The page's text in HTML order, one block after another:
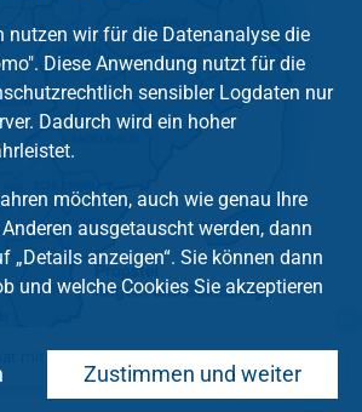
nutzen wir für die Datenanalyse die
Diese Anwendung nutzt für die
sensibler Logdaten nur
Dadurch wird ein hoher
möchten, auch wie genau Ihre
ausgetauscht werden, dann
„Details anzeigen“. Sie können dann
und welche Cookies Sie akzeptieren
Zustimmen und weiter
mit dem Team des Kirchenkreises